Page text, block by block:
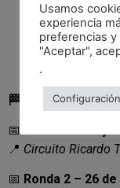
🏁 Calendario
📅
📍 Circuito Ricardo
📅 Ronda 2 – 26
Usamos
experiencia
preferencias y
"Aceptar",
.